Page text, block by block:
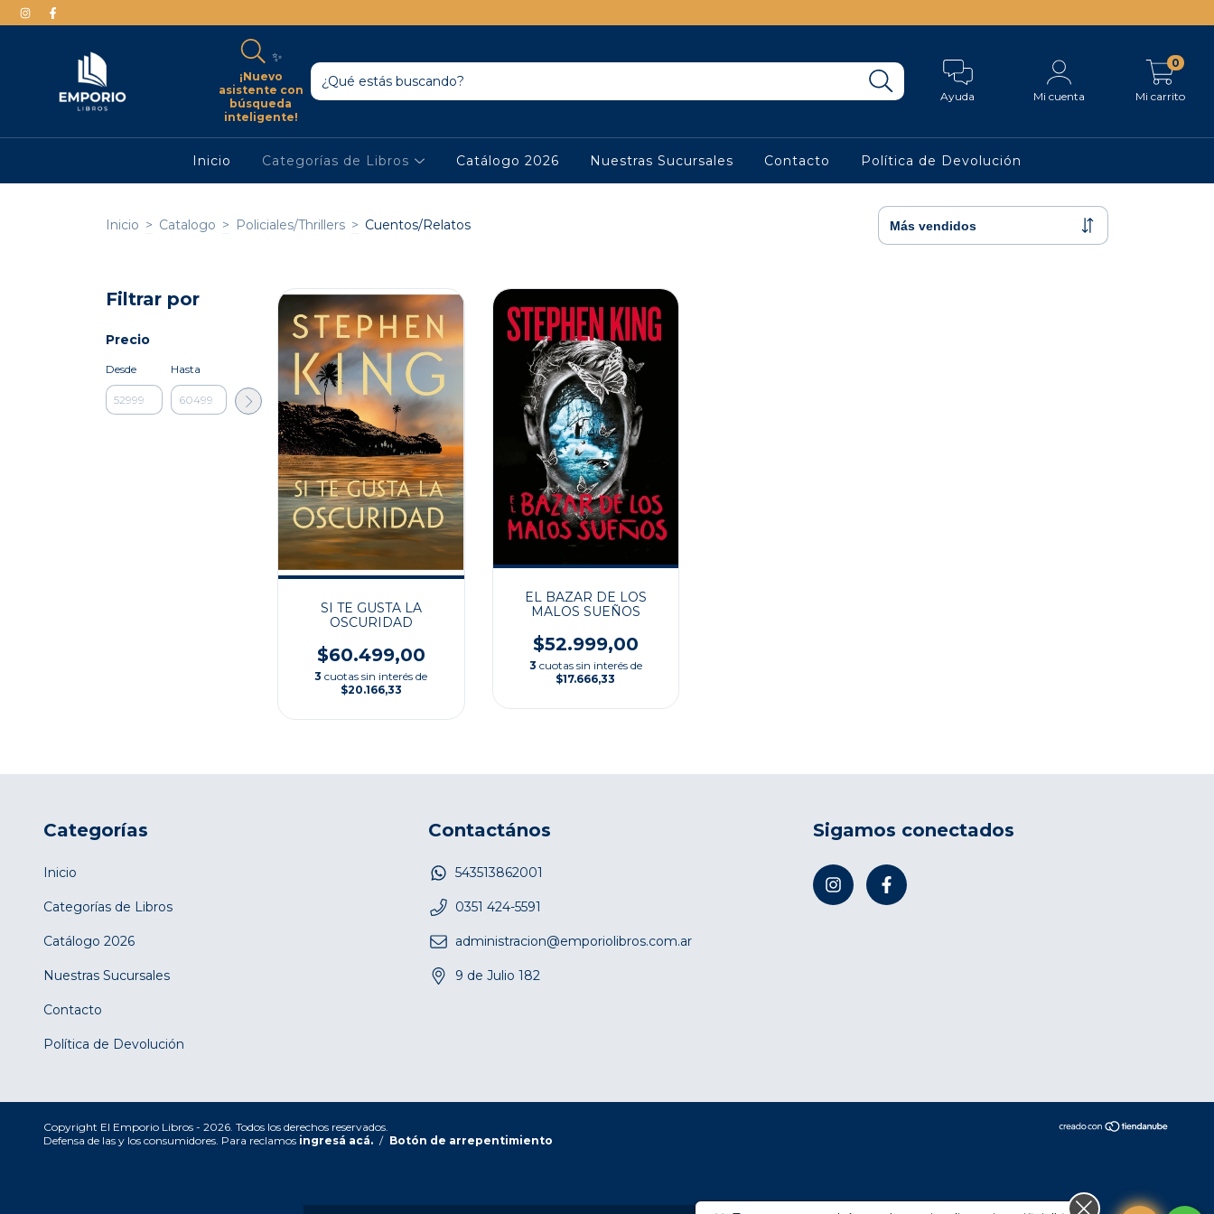
✨
¡Nuevo
asistente con
búsqueda
inteligente!
Ayuda Mi cuenta Mi carrito
0
Inicio Categorías de Libros Catálogo 2026 Nuestras Sucursales Contacto Política de Devolución
Inicio > Catalogo > Policiales/Thrillers > Cuentos/Relatos
Filtrar por
Precio
Desde Hasta
SI TE GUSTA LA
OSCURIDAD
$60.499,00
3 cuotas sin interés de
$20.166,33
EL BAZAR DE LOS
MALOS SUEÑOS
$52.999,00
3 cuotas sin interés de
$17.666,33
Categorías
Inicio
Categorías de Libros
Catálogo 2026
Nuestras Sucursales
Contacto
Política de Devolución
Contactános
543513862001
0351 424-5591
administracion@emporiolibros.com.ar
9 de Julio 182
Sigamos conectados
Copyright El Emporio Libros - 2026. Todos los derechos reservados.
Defensa de las y los consumidores. Para reclamos ingresá acá. / Botón de arrepentimiento